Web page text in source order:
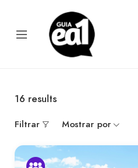
16 results
Filtrar Mostrar por